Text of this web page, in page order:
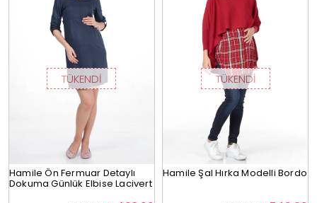
TÜKENDI
Hamile Ön Fermuar Detaylı
Dokuma Günlük Elbise Lacivert
TÜKENDI
Hamile Şal Hırka Modelli Bordo